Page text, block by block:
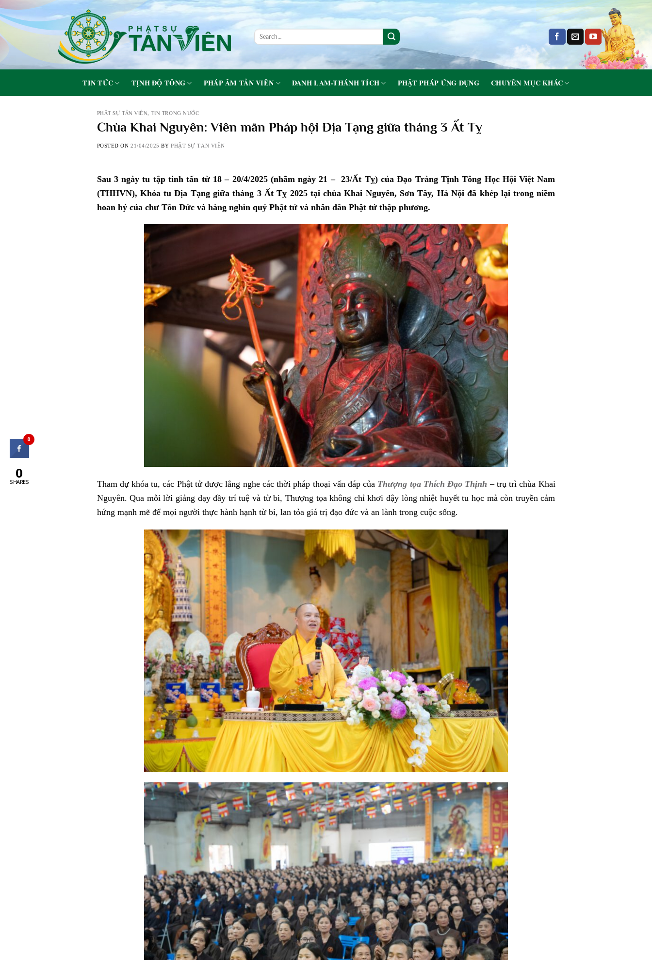
to
content
TIN TỨC TỊNH ĐỘ TÔNG PHÁP ÂM TẢN VIÊN DANH LAM-THÁNH TÍCH PHẬT PHÁP ỨNG DỤNG CHUYÊN MỤC KHÁC
PHẬT SỰ TẢN VIÊN, TIN TRONG NƯỚC
Chùa Khai Nguyên: Viên mãn Pháp hội Địa Tạng giữa tháng 3 Ất Tỵ
POSTED ON21/04/2025 BY PHẬT SỰ TẢN VIÊN
Sau 3 ngày tu tập tinh tấn từ 18 – 20/4/2025 (nhằm ngày 21 – 23/Ất Tỵ) của Đạo Tràng Tịnh Tông Học Hội Việt Nam
(THHVN), Khóa tu Địa Tạng giữa tháng 3 Ất Tỵ 2025 tại chùa Khai Nguyên, Sơn Tây, Hà Nội đã khép lại trong niềm
hoan hỷ của chư Tôn Đức và hàng nghìn quý Phật tử và nhân dân Phật tử thập phương.
Tham dự khóa tu, các Phật tử được lắng nghe các thời pháp thoại vấn đáp của Thượng tọa Thích Đạo Thịnh – trụ trì chùa Khai
Nguyên. Qua mỗi lời giảng dạy đầy trí tuệ và từ bi, Thượng tọa không chỉ khơi dậy lòng nhiệt huyết tu học mà còn truyền cảm
hứng mạnh mẽ để mọi người thực hành hạnh từ bi, lan tỏa giá trị đạo đức và an lành trong cuộc sống.
0
0
SHARES